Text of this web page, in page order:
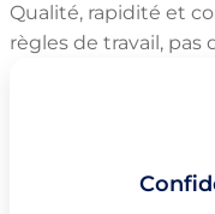
Qualité, rapidité et
règles de travail,